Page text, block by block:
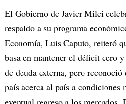
El Gobierno de Javier Milei
respaldo a su programa
Economía, Luis Caputo, reiteró
basa en mantener el déficit cero
de deuda externa, pero
país acerca al país a condiciones
eventual regreso a los mercados.